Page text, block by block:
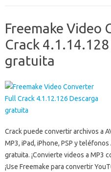
Freemake Video
Crack
gratuita
Crack puede convertir archivos a
MP3, iPad, iPhone, PSP y
gratuita. ¡Convierte videos a MP3
¡Use Freemake para convertir